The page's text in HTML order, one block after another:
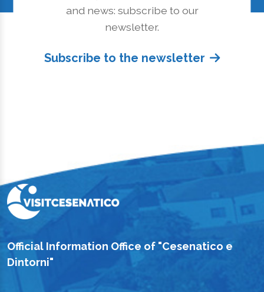
and news: subscribe to our
newsletter.
Subscribe to the newsletter
Official Information Office of "Cesenatico e
Dintorni"